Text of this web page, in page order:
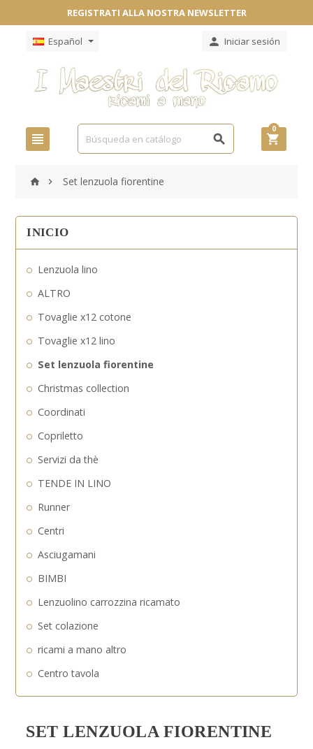
REGISTRATI ALLA NOSTRA NEWSLETTER
Español  Iniciar sesión
  
0
  Set lenzuola fiorentine
INICIO
Lenzuola lino
ALTRO
Tovaglie x12 cotone
Tovaglie x12 lino
Set lenzuola fiorentine
Christmas collection
Coordinati
Copriletto
Servizi da thè
TENDE IN LINO
Runner
Centri
Asciugamani
BIMBI
Lenzuolino carrozzina ricamato
Set colazione
ricami a mano altro
Centro tavola
SET LENZUOLA FIORENTINE